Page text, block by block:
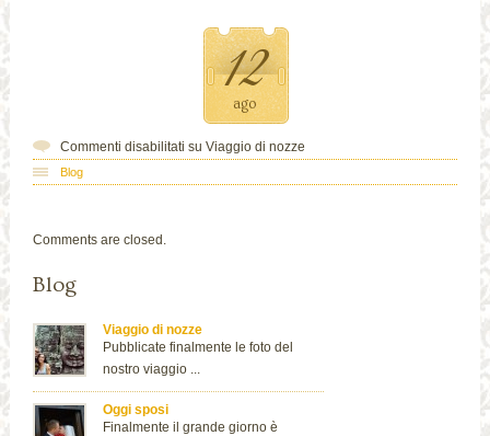
12
ago
Commenti disabilitati su Viaggio di nozze
Blog
Comments are closed.
Blog
Viaggio di nozze
Pubblicate finalmente le foto del
nostro viaggio ...
Oggi sposi
Finalmente il grande giorno è